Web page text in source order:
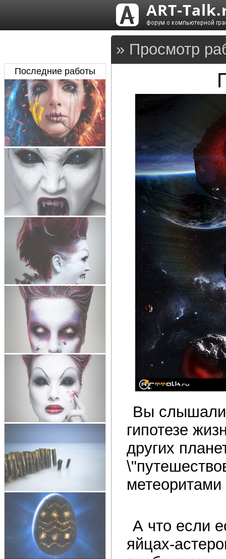
» Просмотр
Вы слышали
гипотезе
других
А что если
яйцах-
Последние работы